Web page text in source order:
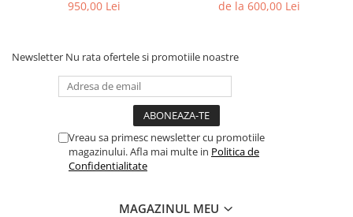
XT-6
950,00 Lei
de la 600,00 Lei
Newsletter Nu rata ofertele si promotiile noastre
Vreau sa primesc newsletter cu promotiile
magazinului. Afla mai multe in Politica de
Confidentialitate
MAGAZINUL MEU